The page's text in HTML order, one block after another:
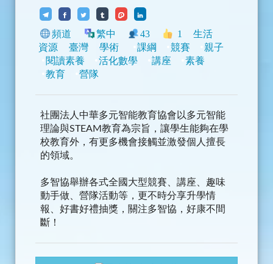
頻道 繁中 43 1
生活
資源
臺灣 學術 課綱 競賽
親子
閱讀素養
活化數學 講座
素養
教育
營隊
社團法人中華多元智能教育協會以多元智能
理論與STEAM教育為宗旨，讓學生能夠在學
校教育外，有更多機會接觸並激發個人擅長
的領域。
多智協舉辦各式全國大型競賽、講座、趣味
動手做、營隊活動等，更不時分享升學情
報、好書好禮抽獎，關注多智協，好康不間
斷！